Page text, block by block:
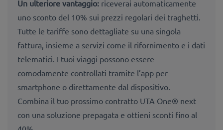
Un ulteriore vantaggio: riceverai automaticamente
uno sconto del 10% sui prezzi regolari dei traghetti.
Tutte le tariffe sono dettagliate su una singola
fattura, insieme a servizi come il rifornimento e i dati
telematici. I tuoi viaggi possono essere
comodamente controllati tramite l’app per
smartphone o direttamente dal dispositivo.
Combina il tuo prossimo contratto UTA One® next
con una soluzione prepagata e ottieni sconti fino al